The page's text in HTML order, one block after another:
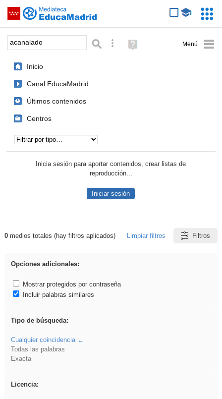
Saltar navegación
Palabra o frase: Búsqueda avanzada
Ayuda
(en
Inicio
Canal EducaMadrid
Últimos contenidos
Centros
Inicia sesión para aportar contenidos, crear listas de
reproducción...
Iniciar sesión
Resultados de: acanalado
0medios totales (hay filtros aplicados) Limpiar filtros Filtros
Opciones adicionales:
Mostrar protegidos por contraseña
Incluir palabras similares
Tipo de búsqueda:
Cualquier coincidencia
Todas las palabras
Exacta
Licencia: